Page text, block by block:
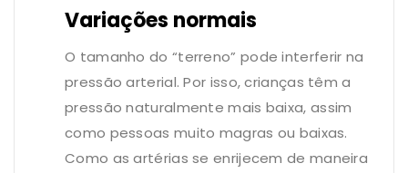
Variações normais
O tamanho do “terreno” pode interferir na
pressão arterial. Por isso, crianças têm a
pressão naturalmente mais baixa, assim
como pessoas muito magras ou baixas.
Como as artérias se enrijecem de maneira